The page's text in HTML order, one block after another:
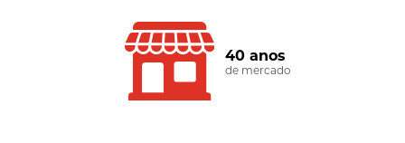
40 anos
de mercado